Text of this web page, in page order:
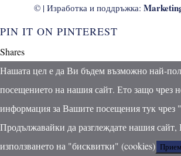
© | Изработка и поддръжка:
PIN IT ON PINTEREST
Shares
Нашата цел е да Ви бъдем възможно най-
посещението на нашия сайт. Ето защо чрез
информация за Вашите посещения тук чрез
Продължавайки да разглеждате нашия сайт,
използването на "бисквитки" (cookies)